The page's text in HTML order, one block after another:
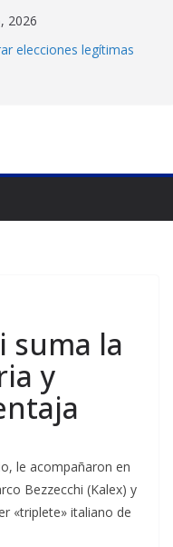
2026
elecciones legítimas
electoral a la mesa
suma la
y
le acompañaron en
Bezzecchi (Kalex) y
«triplete» italiano de